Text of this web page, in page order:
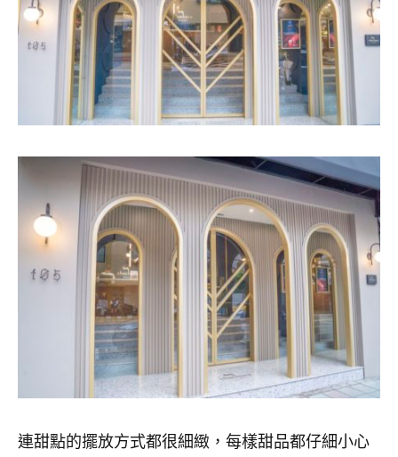
連甜點的擺放方式都很細緻，每樣甜品都仔細小心